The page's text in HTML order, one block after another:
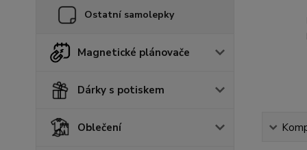
Ostatní samolepky
Magnetické plánovače
Dárky s potiskem
Oblečení